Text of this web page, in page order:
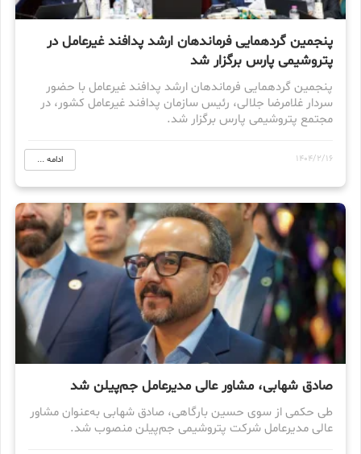
پنجمین گردهمایی فرماندهان ارشد پدافند غیرعامل در
پتروشیمی پارس برگزار شد
پنجمین گردهمایی فرماندهان ارشد پدافند غیرعامل با حضور
سردار غلامرضا جلالی، رئیس سازمان پدافند غیرعامل کشور، در
مجتمع پتروشیمی پارس برگزار شد.
1404/2/16 ادامه ...
صادق شهابی، مشاور عالی مدیرعامل جم‌پیلن شد
طی حکمی از سوی حسین بارگاهی، صادق شهابی به‌عنوان مشاور
عالی مدیرعامل شرکت پتروشیمی جم‌پیلن منصوب شد.